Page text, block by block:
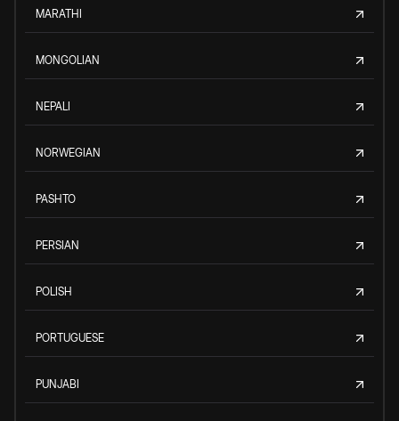
MARATHI
MONGOLIAN
NEPALI
NORWEGIAN
PASHTO
PERSIAN
POLISH
PORTUGUESE
PUNJABI